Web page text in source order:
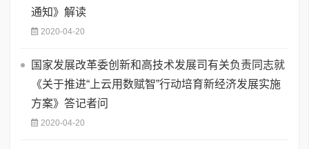
通知》解读
2020-04-20
国家发展改革委创新和高技术发展司有关负责同志就
《关于推进“上云用数赋智”行动培育新经济发展实施
方案》答记者问
2020-04-20